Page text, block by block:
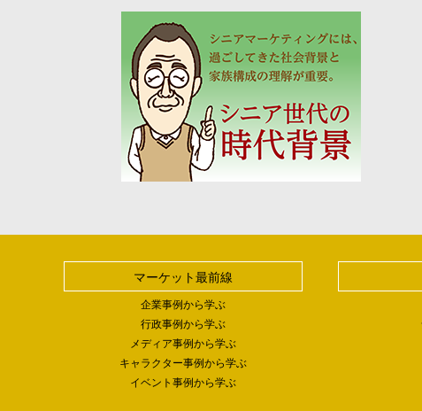
マーケット最前線
企業事例から学ぶ
行政事例から学ぶ
メディア事例から学ぶ
キャラクター事例から学ぶ
イベント事例から学ぶ